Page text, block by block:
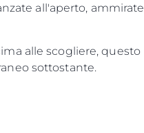
all'aperto, ammirate
alle scogliere, questo
sottostante.